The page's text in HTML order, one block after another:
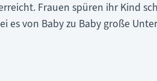
Frauen spüren ihr Kind
es von Baby zu Baby große